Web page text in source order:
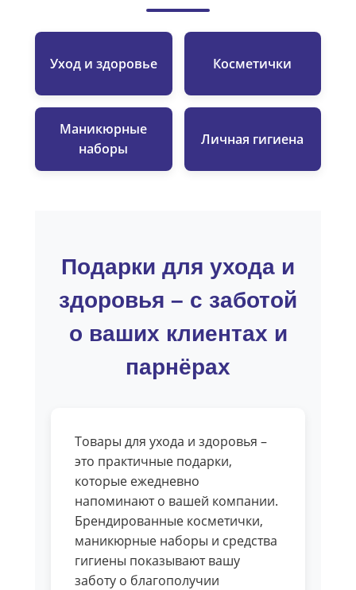
Уход и здоровье Косметички
Маникюрные
наборы
Личная гигиена
Подарки для ухода и
здоровья – с заботой
о ваших клиентах и
парнёрах
Товары для ухода и здоровья –
это практичные подарки,
которые ежедневно
напоминают о вашей компании.
Брендированные косметички,
маникюрные наборы и средства
гигиены показывают вашу
заботу о благополучии